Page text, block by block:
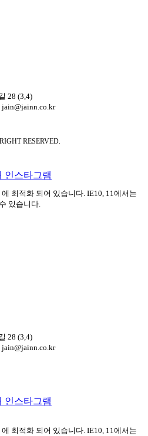
28 (3,4)
RESERVED.
인스타그램
최적화 되어 있습니다. IE10, 11에서는
있습니다.
28 (3,4)
인스타그램
최적화 되어 있습니다. IE10, 11에서는